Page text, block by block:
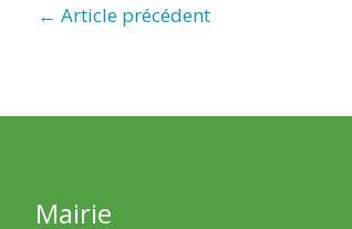
← Article précédent
Mairie